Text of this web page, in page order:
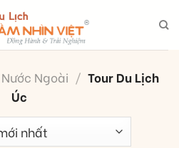
Ngoài / Tour Du Lịch
Úc